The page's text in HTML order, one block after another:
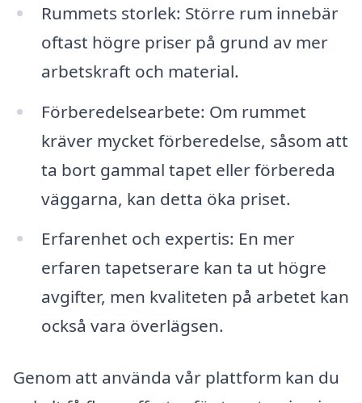
Rummets storlek: Större rum innebär
oftast högre priser på grund av mer
arbetskraft och material.
Förberedelsearbete: Om rummet
kräver mycket förberedelse, såsom att
ta bort gammal tapet eller förbereda
väggarna, kan detta öka priset.
Erfarenhet och expertis: En mer
erfaren tapetserare kan ta ut högre
avgifter, men kvaliteten på arbetet kan
också vara överlägsen.
Genom att använda vår plattform kan du